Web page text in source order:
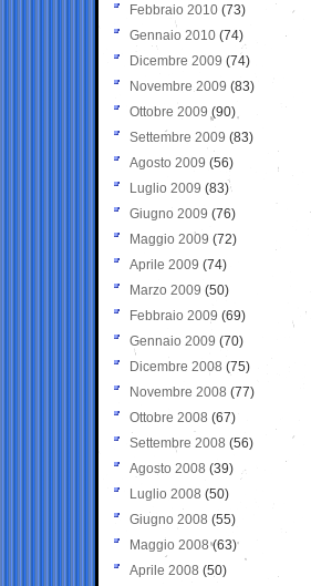
Febbraio 2010 (73)
Gennaio 2010 (74)
Dicembre 2009 (74)
Novembre 2009 (83)
Ottobre 2009 (90)
Settembre 2009 (83)
Agosto 2009 (56)
Luglio 2009 (83)
Giugno 2009 (76)
Maggio 2009 (72)
Aprile 2009 (74)
Marzo 2009 (50)
Febbraio 2009 (69)
Gennaio 2009 (70)
Dicembre 2008 (75)
Novembre 2008 (77)
Ottobre 2008 (67)
Settembre 2008 (56)
Agosto 2008 (39)
Luglio 2008 (50)
Giugno 2008 (55)
Maggio 2008(63)
Aprile 2008 (50)